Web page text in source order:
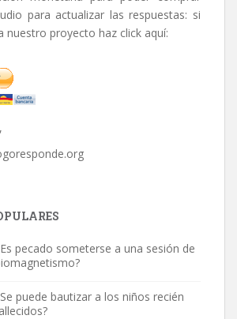
para actualizar las respuestas: si
nuestro proyecto haz click aquí:
pecado someterse a una sesión de
puede bautizar a los niños recién